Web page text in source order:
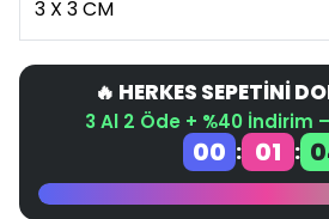
🔥 HERKES SEPETİNİ
3 Al 2 Öde + %40 İndirim
00 : 01 :